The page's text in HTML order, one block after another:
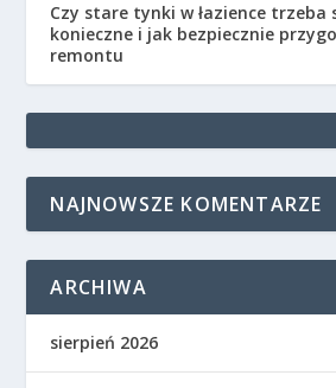
Czy stare tynki w łazience trzeba
konieczne i jak bezpiecznie
remontu
NAJNOWSZE KOMENTARZE
ARCHIWA
sierpień 2026